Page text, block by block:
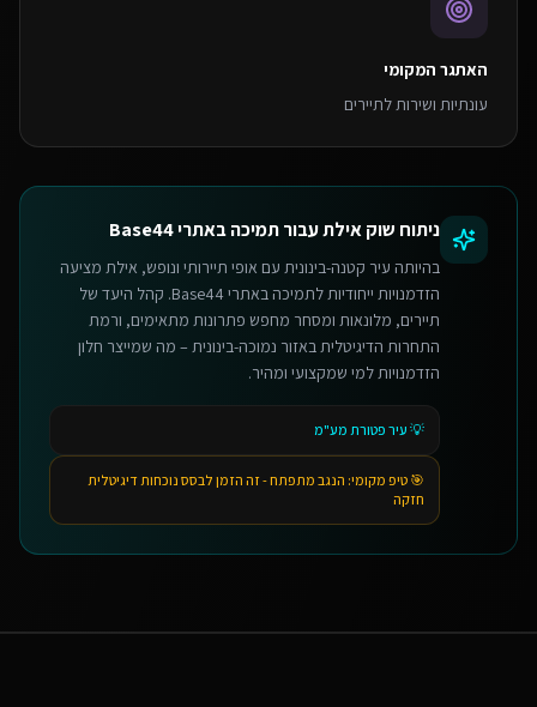
האתגר המקומי
עונתיות ושירות לתיירים
ניתוח שוקאילתעבורתמיכה באתרי Base44
בהיותה עיר קטנה-בינונית עם אופי תיירותי ונופש, אילת מציעה
הזדמנויות ייחודיות לתמיכה באתרי Base44. קהל היעד של
תיירים, מלונאות ומסחר מחפש פתרונות מתאימים, ורמת
התחרות הדיגיטלית באזור נמוכה-בינונית – מה שמייצר חלון
הזדמנויות למי שמקצועי ומהיר.
💡 עיר פטורת מע"מ
🎯 טיפ מקומי: הנגב מתפתח - זה הזמן לבסס נוכחות דיגיטלית
חזקה